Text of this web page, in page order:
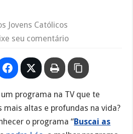
Jovens Católicos
seu comentário
programa na TV que te
mais altas e profundas na vida?
o programa “Buscai as